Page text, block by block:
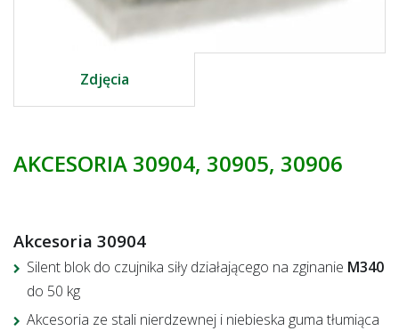
Zdjęcia
AKCESORIA 30904, 30905, 30906
Akcesoria 30904
Silent blok do czujnika siły działającego na zginanie M340
do 50 kg
Akcesoria ze stali nierdzewnej i niebieska guma tłumiąca